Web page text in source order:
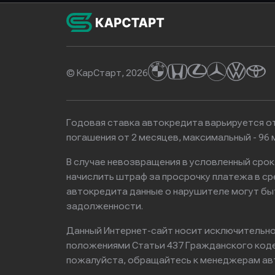
© КарСтарт, 2026
Годовая ставка автокредита варьируется
погашения от 2 месяцев, максимальный -
В случае невозвращения в условленный
начислить штраф за просрочку платежа в
автокредита данные о нарушителе могут
задолженности.
Данный Интернет-сайт носит
положениями Статьи 437 Гражданского
пожалуйста, обращайтесь к менеджерам